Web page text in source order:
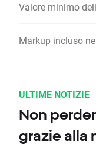
Valore minimo
Markup incluso
ULTIME NOTIZIE
Non
grazie alla